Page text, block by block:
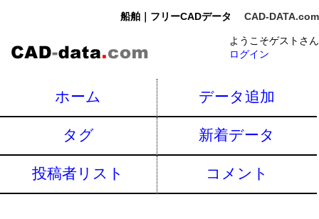
船舶｜フリーCADデータ CAD-DATA.com
ようこそゲストさん
ログイン
ホーム データ追加
タグ 新着データ
投稿者リスト コメント